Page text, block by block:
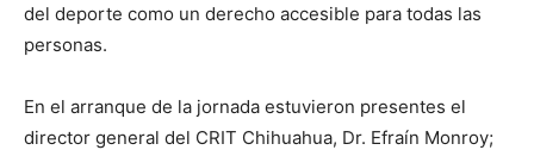
del deporte como un derecho accesible para todas las
personas.
En el arranque de la jornada estuvieron presentes el
director general del CRIT Chihuahua, Dr. Efraín Monroy;